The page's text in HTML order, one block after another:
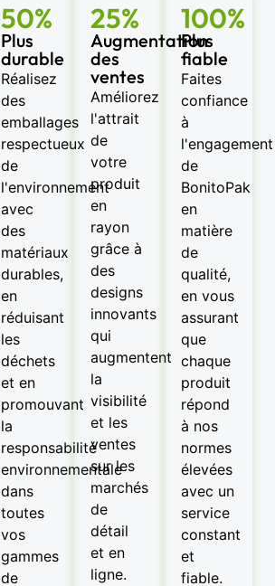
50%
Plus
durable
Réalisez
des
emballages
respectueux
de
l'environnement
avec
des
matériaux
durables,
en
réduisant
les
déchets
et en
promouvant
la
responsabilité
environnementale
dans
toutes
vos
gammes
de
25%
Augmentation
des
ventes
Améliorez
l'attrait
de
votre
produit
en
rayon
grâce à
des
designs
innovants
qui
augmentent
la
visibilité
et les
ventes
sur les
marchés
de
détail
et en
ligne.
100%
Plus
fiable
Faites
confiance
à
l'engagement
de
BonitoPak
en
matière
de
qualité,
en vous
assurant
que
chaque
produit
répond
à nos
normes
élevées
avec un
service
constant
et
fiable.